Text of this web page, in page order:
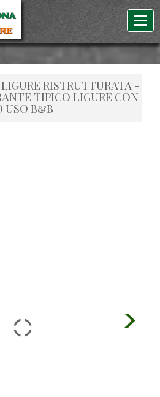
RISTRUTTURATA -
TIPICO LIGURE CON
USO B&B